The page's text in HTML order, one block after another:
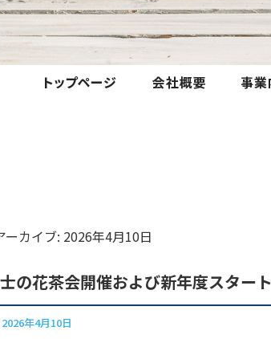
ーカイブ: 2026年4月10日
の花茶会開催および新年度スタート
2026年4月10日